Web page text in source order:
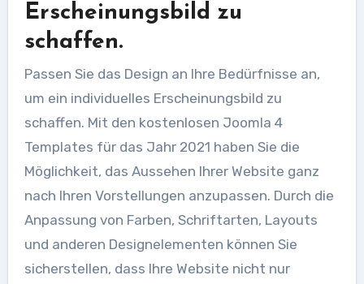
Erscheinungsbild zu
schaffen.
Passen Sie das Design an Ihre Bedürfnisse an,
um ein individuelles Erscheinungsbild zu
schaffen. Mit den kostenlosen Joomla 4
Templates für das Jahr 2021 haben Sie die
Möglichkeit, das Aussehen Ihrer Website ganz
nach Ihren Vorstellungen anzupassen. Durch die
Anpassung von Farben, Schriftarten, Layouts
und anderen Designelementen können Sie
sicherstellen, dass Ihre Website nicht nur